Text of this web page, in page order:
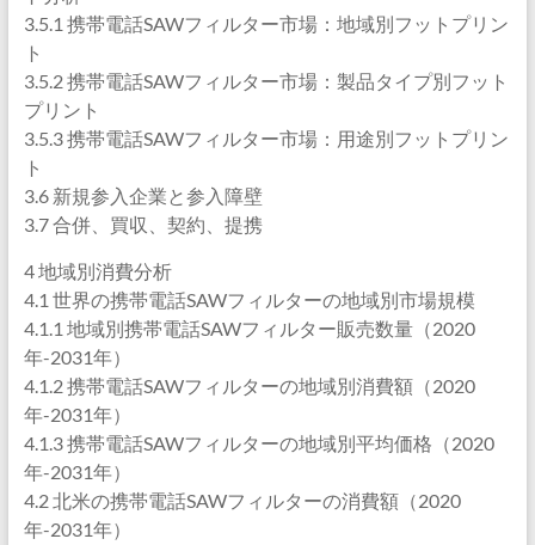
3.5.1 携帯電話SAWフィルター市場：地域別フットプリン
ト
3.5.2 携帯電話SAWフィルター市場：製品タイプ別フット
プリント
3.5.3 携帯電話SAWフィルター市場：用途別フットプリン
ト
3.6 新規参入企業と参入障壁
3.7 合併、買収、契約、提携
4 地域別消費分析
4.1 世界の携帯電話SAWフィルターの地域別市場規模
4.1.1 地域別携帯電話SAWフィルター販売数量（2020
年-2031年）
4.1.2 携帯電話SAWフィルターの地域別消費額（2020
年-2031年）
4.1.3 携帯電話SAWフィルターの地域別平均価格（2020
年-2031年）
4.2 北米の携帯電話SAWフィルターの消費額（2020
年-2031年）